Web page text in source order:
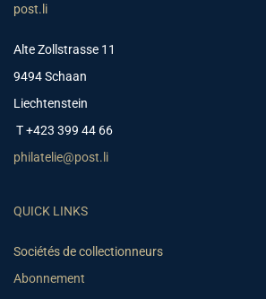
post.li
Alte Zollstrasse 11
9494 Schaan
Liechtenstein
T +423 399 44 66
philatelie@post.li
QUICK LINKS
Sociétés de collectionneurs
Abonnement